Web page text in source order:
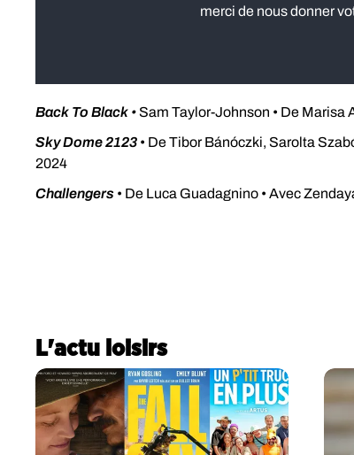
merci de nous donner
Back To Black • Sam Taylor-Johnson • De
Sky Dome 2123 • De Tibor Bánóczki, Sarolta
2024
Challengers • De Luca Guadagnino • Avec
L'actu loisirs